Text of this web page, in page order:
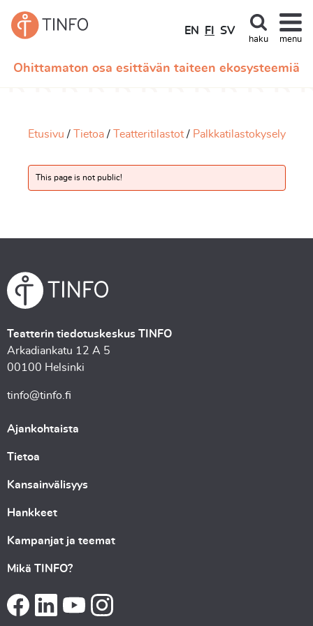
Ohittamaton osa esittävän taiteen ekosysteemiä
EN FI SV
haku menu
Etusivu Tietoa Teatteritilastot Palkkatilastokysely
This page is not public!
Teatterin tiedotuskeskus TINFO
Arkadiankatu 12 A 5
00100 Helsinki
tinfo@tinfo.fi
Ajankohtaista
Tietoa
Kansainvälisyys
Hankkeet
Kampanjat ja teemat
Mikä TINFO?